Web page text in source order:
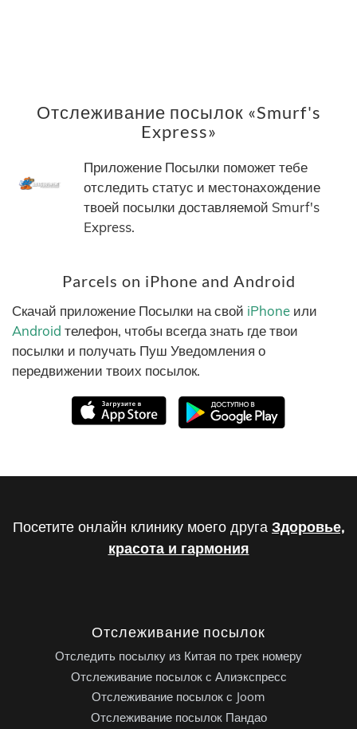
Отслеживание посылок «Smurf's
Express»
Приложение Посылки поможет тебе
отследить статус и местонахождение
твоей посылки доставляемой Smurf's
Express.
Parcels on iPhone and Android
Скачай приложение Посылки на свой iPhone или
Android телефон, чтобы всегда знать где твои
посылки и получать Пуш Уведомления о
передвижении твоих посылок.
Посетите онлайн клинику моего друга Здоровье,
красота и гармония
Отслеживание посылок
Отследить посылку из Китая по трек номеру
Отслеживание посылок с Алиэкспресс
Отслеживание посылок с Joom
Отслеживание посылок Пандао